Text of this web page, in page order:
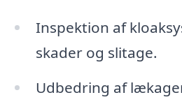
Inspektion af
skader og slitage.
Udbedring af